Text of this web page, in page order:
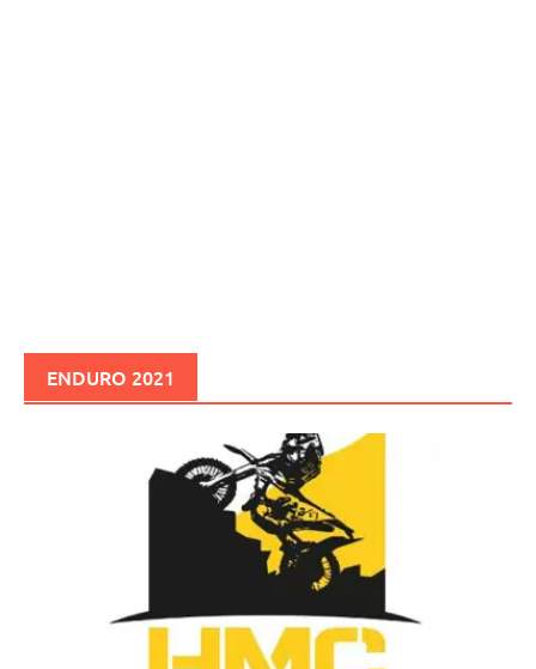
ENDURO 2021